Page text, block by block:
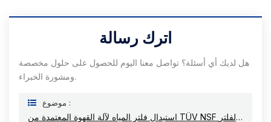
اترك رسالة
هل لديك أي أسئلة؟ تواصل معنا اليوم للحصول على حلول مخصصة
ومشورة الخبراء.
موضوع :
استبدال فلتر المياه لآلة القهوة المعتمدة من TÜV NSF لفلتر Krups F088